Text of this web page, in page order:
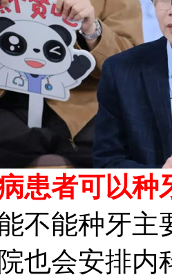
者可以种
不能种牙主
也会安排内